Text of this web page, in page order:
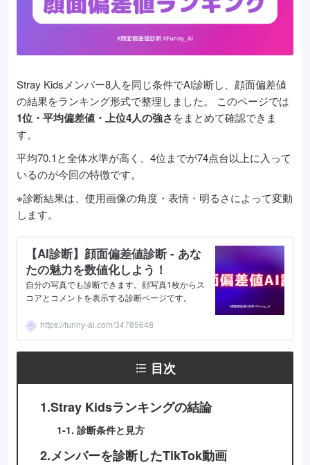
Stray Kidsメンバー8人を同じ条件でAI診断し、顔面偏差値
の結果をランキング形式で整理しました。 このページでは
1位・平均偏差値・上位4人の強さをまとめて確認できま
す。
平均70.1と全体水準が高く、4位までが74点台以上に入って
いるのが今回の特徴です。
※診断結果は、使用画像の角度・表情・明るさによって変動
します。
【AI診断】顔面偏差値診断 - あな
たの魅力を数値化しよう！
自分の写真でも診断できます。顔写真1枚からス
コアとコメントを表示する診断ページです。
https://funny-ai.com/34785648
目次
1.Stray Kidsランキングの結論
1-1. 診断条件と見方
2.メンバーを診断したTikTok動画